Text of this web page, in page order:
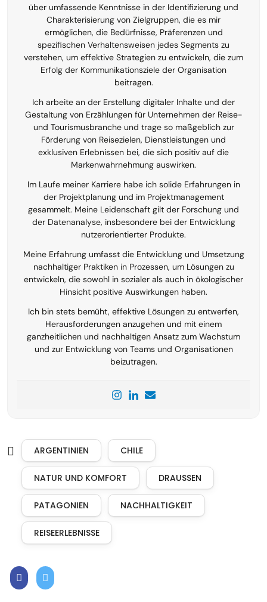
über umfassende Kenntnisse in der Identifizierung und
Charakterisierung von Zielgruppen, die es mir
ermöglichen, die Bedürfnisse, Präferenzen und
spezifischen Verhaltensweisen jedes Segments zu
verstehen, um effektive Strategien zu entwickeln, die zum
Erfolg der Kommunikationsziele der Organisation
beitragen.
Ich arbeite an der Erstellung digitaler Inhalte und der
Gestaltung von Erzählungen für Unternehmen der Reise-
und Tourismusbranche und trage so maßgeblich zur
Förderung von Reisezielen, Dienstleistungen und
exklusiven Erlebnissen bei, die sich positiv auf die
Markenwahrnehmung auswirken.
Im Laufe meiner Karriere habe ich solide Erfahrungen in
der Projektplanung und im Projektmanagement
gesammelt. Meine Leidenschaft gilt der Forschung und
der Datenanalyse, insbesondere bei der Entwicklung
nutzerorientierter Produkte.
Meine Erfahrung umfasst die Entwicklung und Umsetzung
nachhaltiger Praktiken in Prozessen, um Lösungen zu
entwickeln, die sowohl in sozialer als auch in ökologischer
Hinsicht positive Auswirkungen haben.
Ich bin stets bemüht, effektive Lösungen zu entwerfen,
Herausforderungen anzugehen und mit einem
ganzheitlichen und nachhaltigen Ansatz zum Wachstum
und zur Entwicklung von Teams und Organisationen
beizutragen.
ARGENTINIEN CHILE
NATUR UND KOMFORT DRAUSSEN
PATAGONIEN NACHHALTIGKEIT
REISEERLEBNISSE